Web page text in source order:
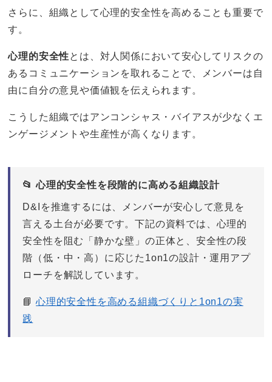
さらに、組織として心理的安全性を高めることも重要で
す。
心理的安全性とは、対人関係において安心してリスクの
あるコミュニケーションを取れることで、メンバーは自
由に自分の意見や価値観を伝えられます。
こうした組織ではアンコンシャス・バイアスが少なくエ
ンゲージメントや生産性が高くなります。
📂 心理的安全性を段階的に高める組織設計
D&Iを推進するには、メンバーが安心して意見を
言える土台が必要です。下記の資料では、心理的
安全性を阻む「静かな壁」の正体と、安全性の段
階（低・中・高）に応じた1on1の設計・運用アプ
ローチを解説しています。
📘心理的安全性を高める組織づくりと1on1の実
践